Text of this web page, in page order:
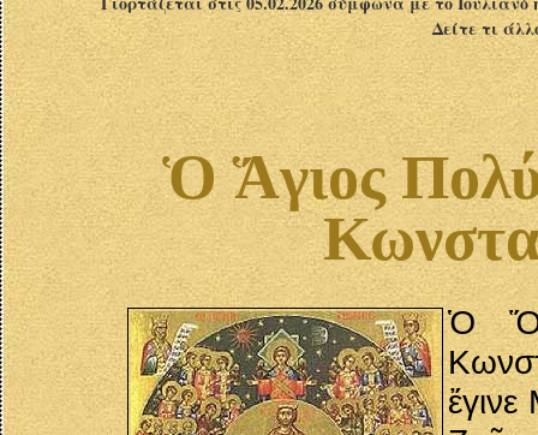
Δείτε τι
Ὁ Ἅγιος
Ὁ